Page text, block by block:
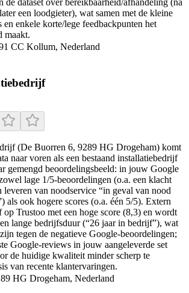
een loodgieter), wat samen met de kleine
enkele korte/lege feedbackpunten het
maakt.
CC Kollum, Nederland
(De Buorren 6, 9289 HG Drogeham) komt
naar voren als een bestaand installatiebedrijf
gemengd beoordelingsbeeld: in jouw Google
lage 1/5-beoordelingen (o.a. een klacht
leveren van noodservice “in geval van nood
als ook hogere scores (o.a. één 5/5). Extern
Trustoo met een hoge score (8,3) en wordt
lange bedrijfsduur (“26 jaar in bedrijf”), wat
tegen de negatieve Google-beoordelingen;
Google-reviews in jouw aangeleverde set
de huidige kwaliteit minder scherp te
van recente klantervaringen.
HG Drogeham, Nederland